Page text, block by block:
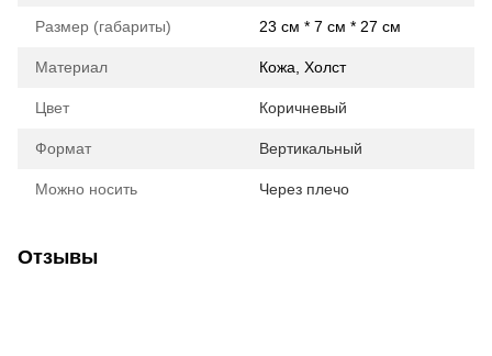
Размер (габариты) 23 см * 7 см * 27 см
Материал Кожа, Холст
Цвет Коричневый
Формат Вертикальный
Можно носить Через плечо
Отзывы